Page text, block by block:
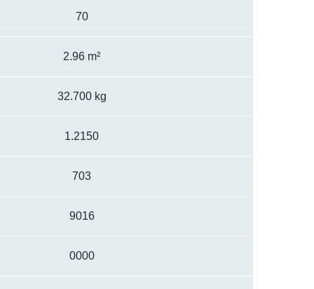
70
2.96 m²
32.700 kg
1.2150
703
9016
0000